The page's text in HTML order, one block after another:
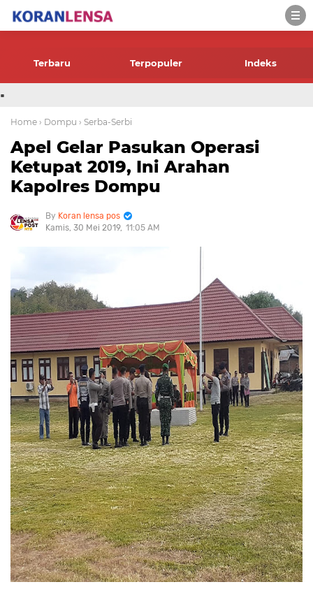
-->
Terbaru Terpopuler Indeks
.
Home › Dompu › Serba-Serbi
Apel Gelar Pasukan Operasi
Ketupat 2019, Ini Arahan
Kapolres Dompu
Koran lensa pos
Kamis, 30 Mei 2019 11:05 AM